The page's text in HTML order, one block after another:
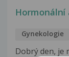
Hormonální
Gynekologie
Dobrý den, je